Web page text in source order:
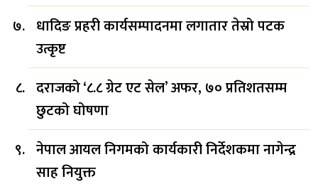
धादिङ प्रहरी कार्यसम्पादनमा लगातार तेस्रो पटक
उत्कृष्ट
दराजको ‘८.८ ग्रेट एट सेल’ अफर, ७० प्रतिशतसम्म
छुटको घोषणा
नेपाल आयल निगमको कार्यकारी निर्देशकमा नागेन्द्र
साह नियुक्त